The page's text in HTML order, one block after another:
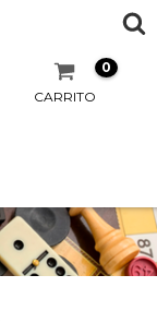
CARRITO
0